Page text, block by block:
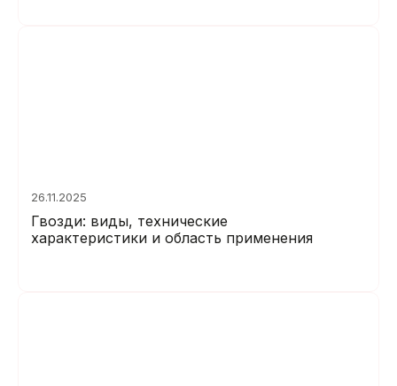
26.11.2025
Гвозди: виды, технические
характеристики и область применения